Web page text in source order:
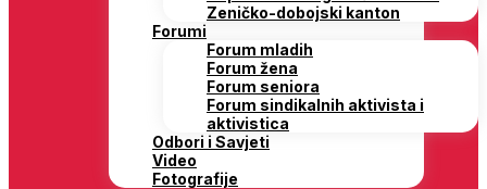
Zeničko-dobojski kanton
Forumi
Forum mladih
Forum žena
Forum seniora
Forum sindikalnih aktivista i
aktivistica
Odbori i Savjeti
Video
Fotografije